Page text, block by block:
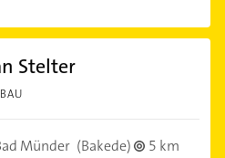
Stelter
Münder (Bakede) 5 km